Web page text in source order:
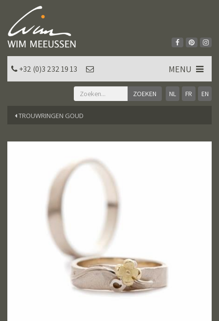
NL FR EN
+32 (0)3 232 19 13 MENU
TROUWRINGEN GOUD